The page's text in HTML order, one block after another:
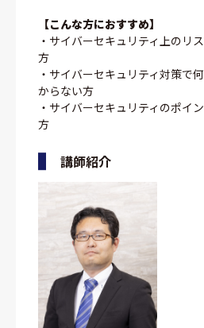
【こんな方におすすめ】
・サイバーセキュリティ上のリ
方
・サイバーセキュリティ対策で
からない方
・サイバーセキュリティのポイ
方
講師紹介